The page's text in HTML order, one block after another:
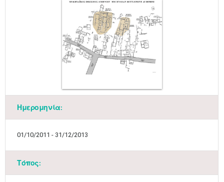
Ημερομηνία:
01/10/2011 - 31/12/2013
Τόπος: